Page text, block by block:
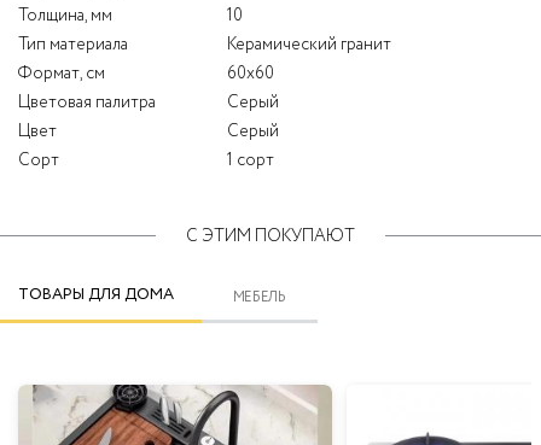
Толщина, мм
10
Тип материала
Керамический гранит
Формат, см
60x60
Цветовая палитра
Серый
Цвет
Серый
Сорт
1 сорт
С ЭТИМ ПОКУПАЮТ
ТОВАРЫ ДЛЯ ДОМА МЕБЕЛЬ